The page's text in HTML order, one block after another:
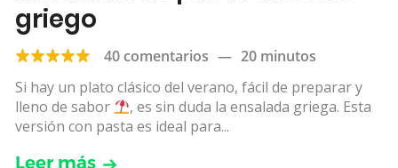
griego
40 comentarios — 20 minutos
Si hay un plato clásico del verano, fácil de preparar y
lleno de sabor
, es sin duda la ensalada griega. Esta
versión con pasta es ideal para...
Leer más